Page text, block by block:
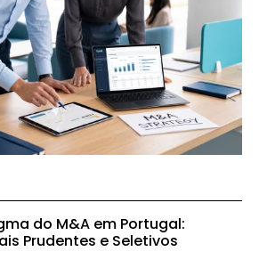
do M&A em Portugal:
Prudentes e Seletivos